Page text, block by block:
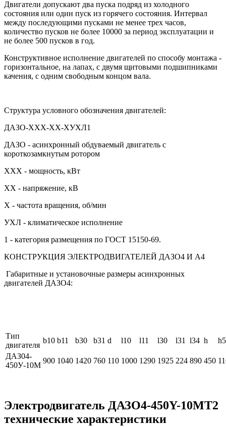
Двигатели допускают два пуска подряд из холодного
состояния или один пуск из горячего состояния. Интервал
между последующими пусками не менее трех часов,
количество пусков не более 10000 за период эксплуатации и
не более 500 пусков в год.
Конструктивное исполнение двигателей по способу монтажа -
горизонтальное, на лапах, с двумя щитовыми подшипниками
качения, с одним свободным концом вала.
Структура условного обозначения двигателей:
ДАЗО-ХХХ-ХХ-ХУХЛ1
ДАЗО - асинхронный обдуваемый двигатель с
короткозамкнутым ротором
XXX - мощность, кВт
XX - напряжение, кВ
Х - частота вращения, об/мин
УХЛ - климатическое исполнение
1 - категория размещения по ГОСТ 15150-69.
КОНСТРУКЦИЯ ЭЛЕКТРОДВИГАТЕЛЕЙ ДАЗО4 И А4
Габаритные и установочные размеры асинхронных
двигателей ДАЗО4:
Тип
двигателя
b10 b11 b30 b31 d l10 l11 l30 l31 l34 h
h5
ДАЗ04-
450У-10М
900 1040 1420 760 110 1000 1290 1925 224 890 450
Электродвигатель ДАЗО4-450Y-10МТ2
технические характеристики